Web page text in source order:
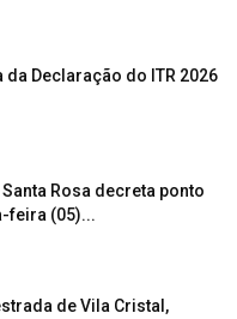
da Declaração do ITR 2026
Rosa decreta ponto
feira (05)...
de Vila Cristal,